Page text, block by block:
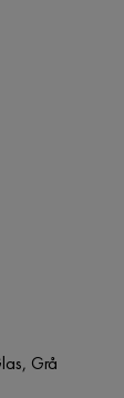
Grå